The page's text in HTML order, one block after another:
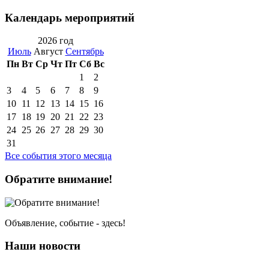
Календарь мероприятий
Пн Вт Ср Чт Пт Сб Вс
2026 год
Июль Август Сентябрь
1
2
3
4 5 6 7 8
9
10 11 12 13 14 15 16
17 18 19 20 21 22 23
24 25 26 27 28 29 30
31
Все события этого месяца
Обратите внимание!
Объявление, событие - здесь!
Наши новости